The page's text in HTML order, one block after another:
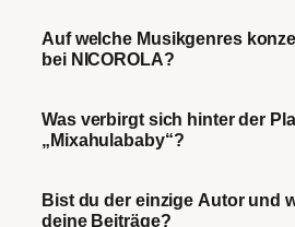
Auf welche Musikgenres
bei NICOROLA?
Was verbirgt sich hinter der
„Mixahulababy“?
Bist du der einzige Autor und
deine Beiträge?